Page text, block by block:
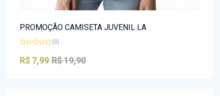
PROMOÇÃO CAMISETA JUVENIL LA
0
de
(0)
R$19,90
R$ 7,99